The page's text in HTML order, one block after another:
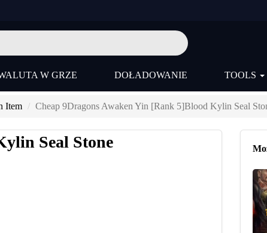
W GRZE DOŁADOWANIE TOOLS
Item Cheap 9Dragons Awaken Yin [Rank 5]Blood Kylin Seal
Seal Stone